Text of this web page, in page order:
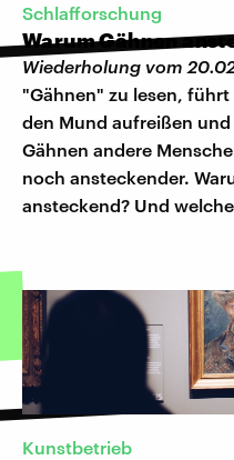
Schlafforschung
Warum Gähnen
Wiederholung vom
"Gähnen" zu lesen,
den Mund aufreißen
Gähnen andere
noch ansteckender.
ansteckend? Und
Kunstbetrieb